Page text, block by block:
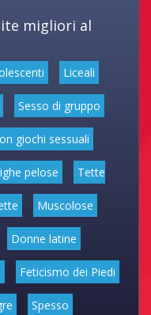
migliori al
Liceali
Sesso di gruppo
giochi sessuali
pelose Tette
Muscolose
Donne latine
Feticismo dei Piedi
Spesso